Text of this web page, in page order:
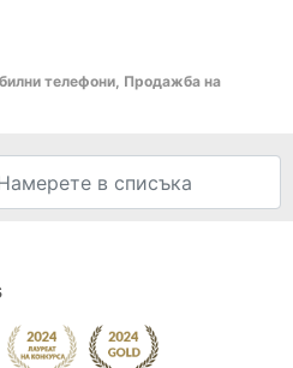
телефони, Продажба на